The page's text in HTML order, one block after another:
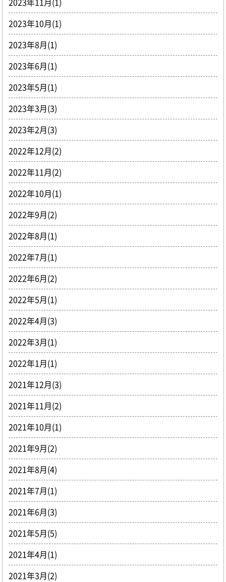
2023年10月(1)
2023年8月(1)
2023年6月(1)
2023年5月(1)
2023年3月(3)
2023年2月(3)
2022年12月(2)
2022年11月(2)
2022年10月(1)
2022年9月(2)
2022年8月(1)
2022年7月(1)
2022年6月(2)
2022年5月(1)
2022年4月(3)
2022年3月(1)
2022年1月(1)
2021年12月(3)
2021年11月(2)
2021年10月(1)
2021年9月(2)
2021年8月(4)
2021年7月(1)
2021年6月(3)
2021年5月(5)
2021年4月(1)
2021年3月(2)